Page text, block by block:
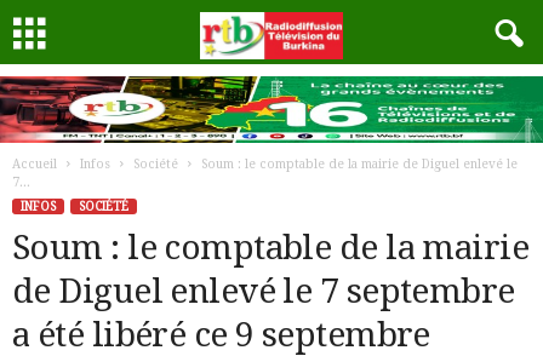
Accueil Infos Société
Soum : le comptable de la mairie de Diguel enlevé le
7...
INFOS
SOCIÉTÉ
Soum : le comptable de la mairie
de Diguel enlevé le 7 septembre
a été libéré ce 9 septembre